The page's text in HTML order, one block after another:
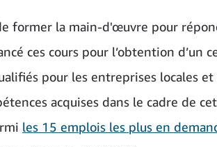
former la main-d'œuvre pour
ces cours pour l’obtention
pour les entreprises locales
acquises dans le cadre de
les 15 emplois les plus en